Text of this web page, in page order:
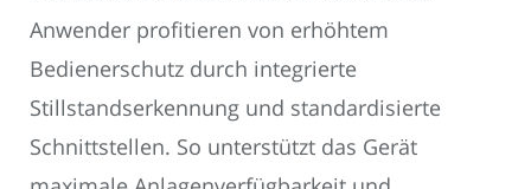
Anwender profitieren von erhöhtem
Bedienerschutz durch integrierte
Stillstandserkennung und standardisierte
Schnittstellen. So unterstützt das Gerät